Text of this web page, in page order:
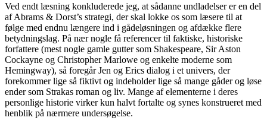
Ved endt læsning konkluderede jeg, at sådanne undladelser er en del
af Abrams & Dorst’s strategi, der skal lokke os som læsere til at
følge med endnu længere ind i gådeløsningen og afdække flere
betydningslag. På nær nogle få referencer til faktiske, historiske
forfattere (mest nogle gamle gutter som Shakespeare, Sir Aston
Cockayne og Christopher Marlowe og enkelte moderne som
Hemingway), så foregår Jen og Erics dialog i et univers, der
forekommer lige så fiktivt og indeholder lige så mange gåder og løse
ender som Strakas roman og liv. Mange af elementerne i deres
personlige historie virker kun halvt fortalte og synes konstrueret med
henblik på nærmere undersøgelse.